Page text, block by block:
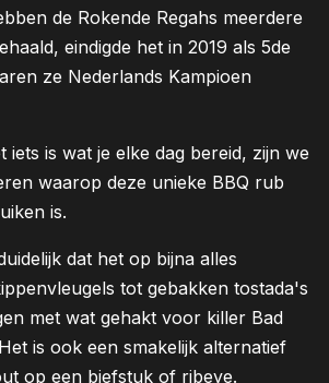
de Rokende Regahs meerdere
eindigde het in 2019 als 5de
ze Nederlands Kampioen
iets is wat je elke dag bereid, zijn we
waarop deze unieke BBQ rub
is.
dat het op bijna alles
tot gebakken tostada's
met wat gehakt voor killer Bad
is ook een smakelijk alternatief
op een biefstuk of ribeye.